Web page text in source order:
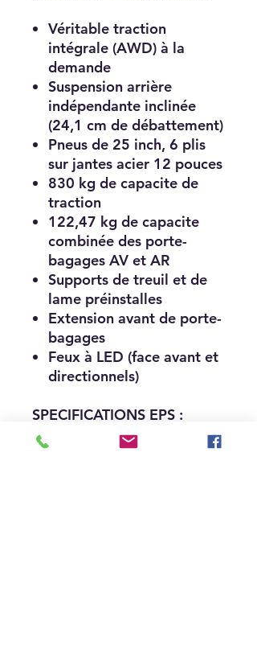
Véritable traction
intégrale (AWD) à la
demande
Suspension arrière
indépendante inclinée
(24,1 cm de débattement)
Pneus de 25 inch, 6 plis
sur jantes acier 12 pouces
830 kg de capacite de
traction
122,47 kg de capacite
combinée des porte-
bagages AV et AR
Supports de treuil et de
lame préinstalles
Extension avant de porte-
bagages
Feux à LED (face avant et
directionnels)
SPECIFICATIONS EPS :
Direction assistee
électronique (EPS) haute